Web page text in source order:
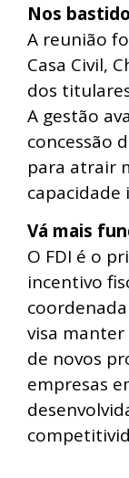
Nos
A reunião
Casa Civil,
dos
A gestão
concessão
para atrair
capacidade
Vá mais
O FDI é o
incentivo
coordenada
visa
de novos
empresas